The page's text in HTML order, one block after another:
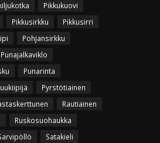
Pikkukuovi
Pikkusirkku
Pikkusirri
Pohjansirkku
Punajalkaviklo
Punarinta
Pyrstötiainen
Rautiainen
Ruskosuohaukka
Satakieli